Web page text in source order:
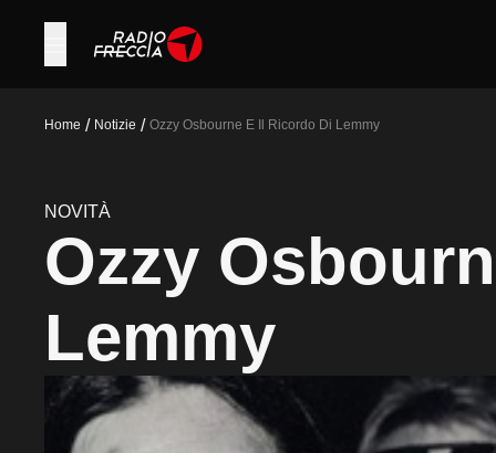
Home / Notizie / Ozzy Osbourne E Il Ricordo Di Lemmy
NOVITÀ
Ozzy
Lemmy